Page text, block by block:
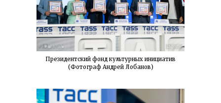
Президентский фонд культурных инициатив
(Фотограф Андрей Лобанов)